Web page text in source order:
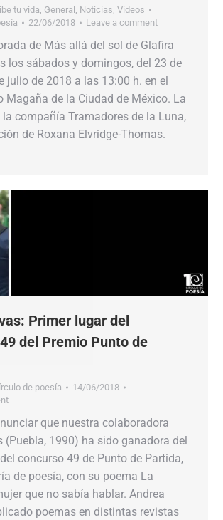
tu vida, General , Noticias, Videos
22/06/2018 Leave a comment
de Más allá del sol de Glafira
los sábados y domingos, del 23 de
julio de 2018 a las 13:00 h. en el
Magaña de la Ciudad de México. La
la compañía Tramadores de la Luna,
de Roxana Elvridge-Thomas.
Primer lugar del
del Premio Punto de
de poesía
14/06/2018
que nuestra colaboradora
(Puebla, 1990) ha sido ganadora del
concurso 49 de Punto de Partida,
de poesía, con su poema La
que no sabía hablar. Andrea
poemas en distintas revistas